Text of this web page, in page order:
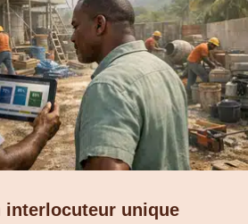
interlocuteur unique